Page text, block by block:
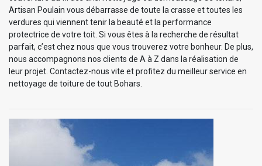
Artisan Poulain vous débarrasse de toute la crasse et toutes les
verdures qui viennent tenir la beauté et la performance
protectrice de votre toit. Si vous êtes à la recherche de résultat
parfait, c’est chez nous que vous trouverez votre bonheur. De plus,
nous accompagnons nos clients de A à Z dans la réalisation de
leur projet. Contactez-nous vite et profitez du meilleur service en
nettoyage de toiture de tout Bohars.